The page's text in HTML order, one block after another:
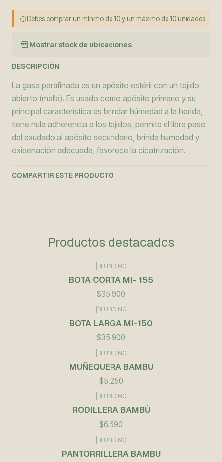
Debes comprar un mínimo de 10 y un máximo de 10 unidades
Mostrar stock de ubicaciones
DESCRIPCIÓN
La gasa parafinada es un apósito estéril con un tejido
abierto (malla). Es usado como apósito primario y su
principal característica es brindar húmedad a la herida,
tiene nula adherencia a los tejidos, permite el libre paso
del exudado al apósito secundario, brinda humedad y
oxigenación adecuada, favorece la cicatrización.
COMPARTIR ESTE PRODUCTO
Productos destacados
BLUNDING
BOTA CORTA MI- 155
$35.900
BLUNDING
BOTA LARGA MI-150
$35.900
BLUNDING
MUÑEQUERA BAMBU
$5.250
BLUNDING
RODILLERA BAMBÚ
$6.590
BLUNDING
PANTORRILLERA BAMBU